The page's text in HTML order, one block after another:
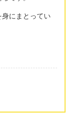
にまとってい